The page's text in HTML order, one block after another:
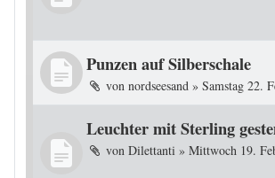
Punzen auf Silberschale
von nordseesand » Samstag 22.
Leuchter mit Sterling
von Dilettanti » Mittwoch 19.